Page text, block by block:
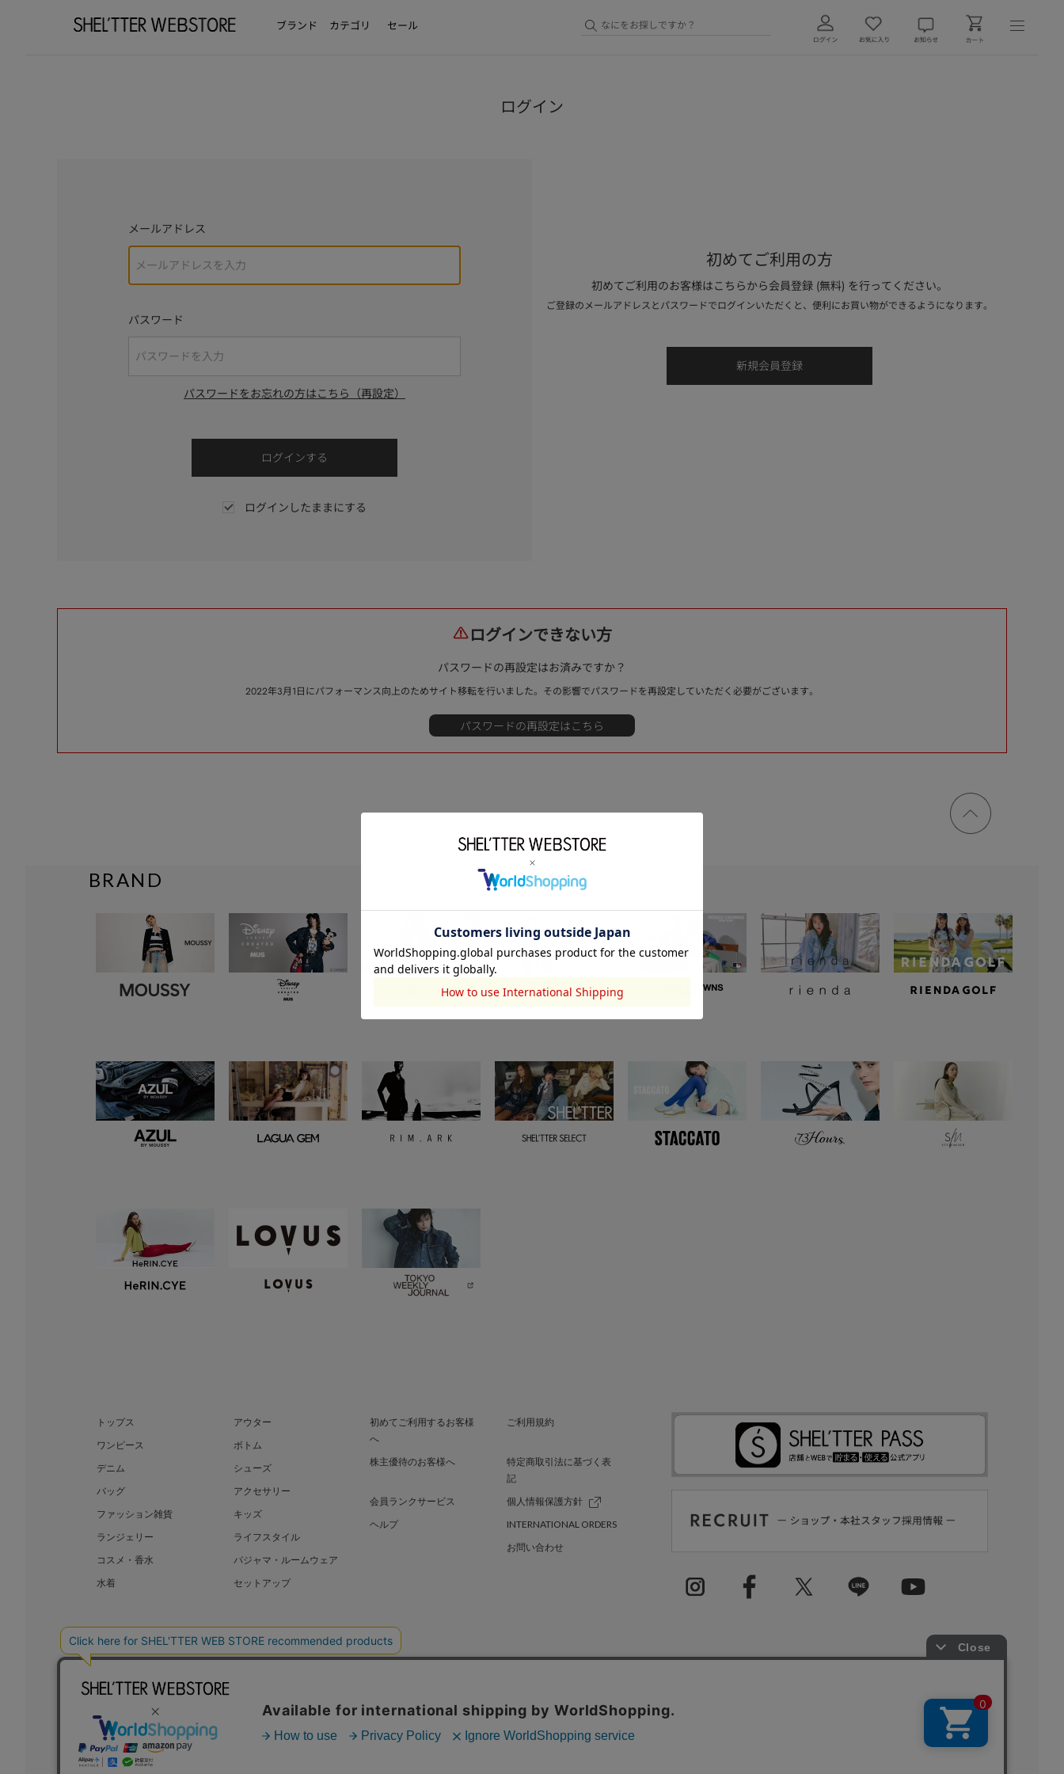
ブランド カテゴリ セール
ログイン
メールアドレス
パスワード
パスワードをお忘れの方はこちら（再設定）
ログインしたままにする
初めてご利用の方
初めてご利用のお客様はこちらから会員登録 (無料) を行ってください。
ご登録のメールアドレスとパスワードでログインいただくと、便利にお買い物ができるようになります。
ログインできない方
パスワードの再設定はお済みですか？
2022年3月1日にパフォーマンス向上のためサイト移転を行いました。その影響でパスワードを再設定していただく必要がございます。
ページ
トップ
BRAND
トップス
アウター
ワンピース
ボトム
デニム
シューズ
バッグ
アクセサリー
ファッション雑貨
キッズ
ランジェリー
ライフスタイル
コスメ・香水
パジャマ・ルームウェア
水着
セットアップ
初めてご利用するお客様
へ
ご利用規約
株主優待のお客様へ
特定商取引法に基づく表
記
会員ランクサービス
個人情報保護方針
ヘルプ
INTERNATIONAL ORDERS
お問い合わせ
BAROQUE JAPAN LIMITED SHEL’TTER GREEN 採用情報
COPYRIGHT © BAROQUE JAPAN LIMITED ALL RIGHTS RESERVED.